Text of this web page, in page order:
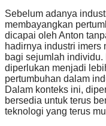
Sebelum adanya
membayangkan
dicapai oleh Anton
hadirnya industri imers
bagi sejumlah
diperlukan menjadi
pertumbuhan dalam
Dalam konteks ini,
bersedia untuk terus
teknologi yang terus